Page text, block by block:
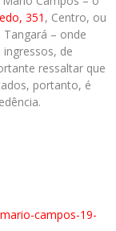
351 , Centro, ou
Tangará – onde
de
ressaltar que
portanto, é
campos-19-